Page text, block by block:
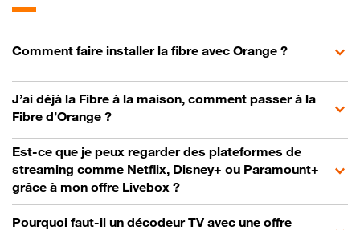
Comment faire installer la fibre avec Orange ?
J’ai déjà la Fibre à la maison, comment passer à la
Fibre d’Orange ?
Est-ce que je peux regarder des plateformes de
streaming comme Netflix, Disney+ ou Paramount+
grâce à mon offre Livebox ?
Pourquoi faut-il un décodeur TV avec une offre